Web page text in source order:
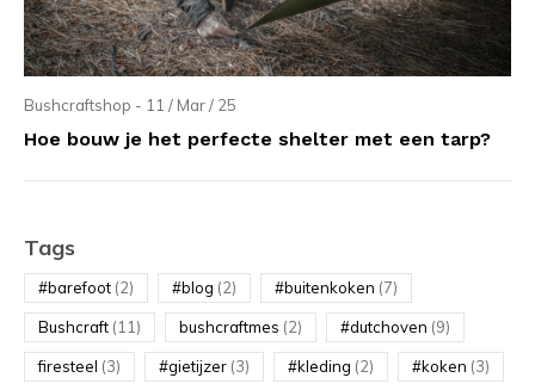
Bushcraftshop - 11 / Mar / 25
Hoe bouw je het perfecte shelter met een tarp?
Tags
#barefoot (2) #blog (2) #buitenkoken (7)
Bushcraft (11) bushcraftmes (2) #dutchoven (9)
firesteel (3) #gietijzer (3) #kleding (2) #koken (3)